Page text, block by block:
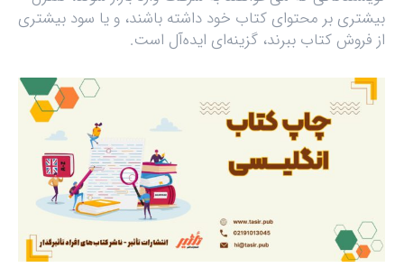
بیشتری بر محتوای کتاب خود داشته باشند، و یا سود بیشتری
از فروش کتاب ببرند، گزینه‌ای ایده‌آل است.